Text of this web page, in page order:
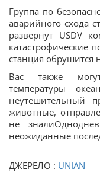
Группа по
аварийного схода
развернут USDV
катастрофические
станция обрушится
Вас также могут
температуры
неутешительный
животные,
не
неожиданные
ДЖЕРЕЛО : UNIAN